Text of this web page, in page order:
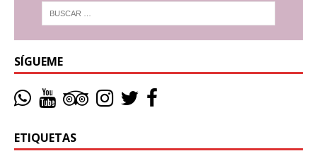
SÍGUEME
ETIQUETAS